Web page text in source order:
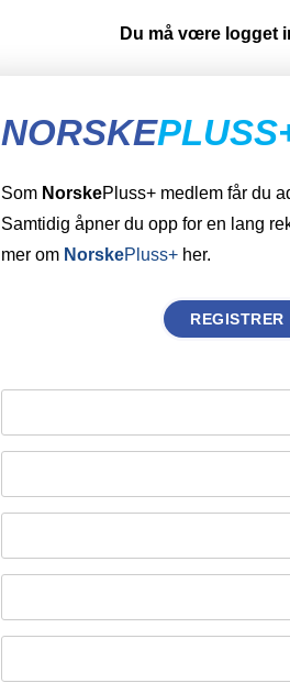
Du må vœre logget
NORSKE
Som NorskePluss+ medlem får du
Samtidig åpner du opp for en lang
mer om NorskePluss+ her.
REGISTRER